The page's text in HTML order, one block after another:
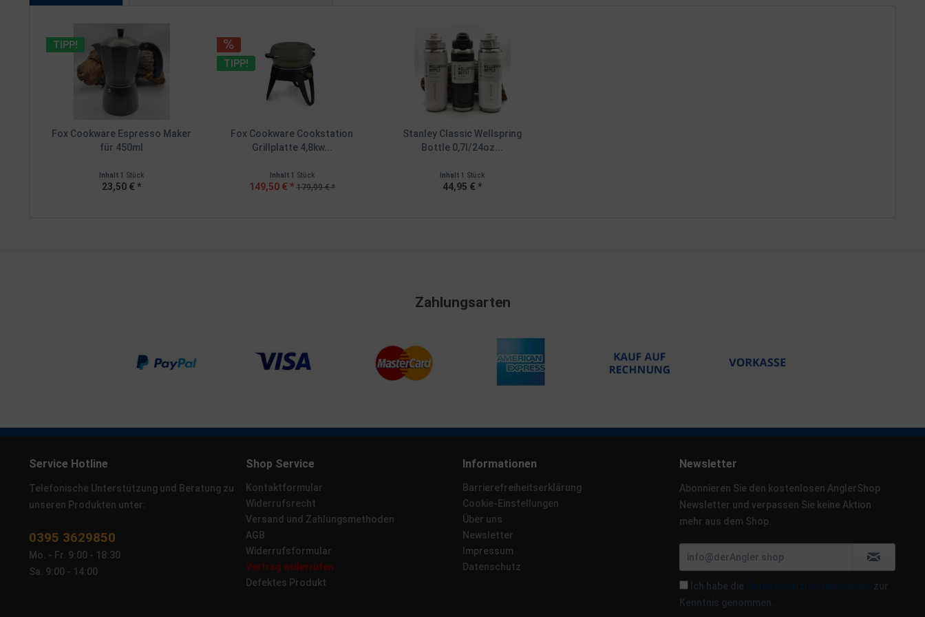
TIPP!
Fox Cookware Espresso Maker
für 450ml
Inhalt1 Stück
23,50 € *
TIPP!
Fox Cookware Cookstation
Grillplatte 4,8kw...
Inhalt 1 Stück
149,50 € * 179,99 € *
Stanley Classic Wellspring
Bottle 0,7l/24oz...
Inhalt1 Stück
44,95 € *
Zahlungsarten
Service Hotline
Telefonische Unterstützung und Beratung zu
unseren Produkten unter:
0395 3629850
Mo. - Fr. 9:00 - 18:30
Sa. 9:00 - 14:00
Shop Service
Kontaktformular
Widerrufsrecht
Versand und Zahlungsmethoden
AGB
Widerrufsformular
Vertrag widerrufen
Defektes Produkt
Informationen
Barrierefreiheitserklärung
Cookie-Einstellungen
Über uns
Newsletter
Impressum
Datenschutz
Newsletter
Abonnieren Sie den kostenlosen AnglerShop
Newsletter und verpassen Sie keine Aktion
mehr aus dem Shop.
Ich habe die Datenschutzbestimmungen zur
Kenntnis genommen.